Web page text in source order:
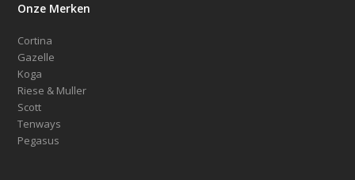
Onze Merken
Cortina
Gazelle
Koga
Riese & Muller
Scott
Tenways
Pegasus